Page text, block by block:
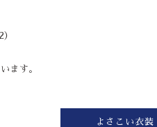
ます。
よさこい衣装